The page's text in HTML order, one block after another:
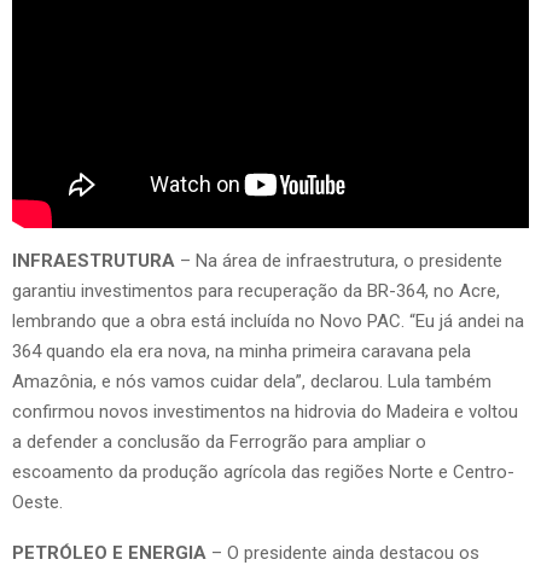
INFRAESTRUTURA – Na área de infraestrutura, o presidente
garantiu investimentos para recuperação da BR-364, no Acre,
lembrando que a obra está incluída no Novo PAC. “Eu já andei na
364 quando ela era nova, na minha primeira caravana pela
Amazônia, e nós vamos cuidar dela”, declarou. Lula também
confirmou novos investimentos na hidrovia do Madeira e voltou
a defender a conclusão da Ferrogrão para ampliar o
escoamento da produção agrícola das regiões Norte e Centro-
Oeste.
PETRÓLEO E ENERGIA – O presidente ainda destacou os